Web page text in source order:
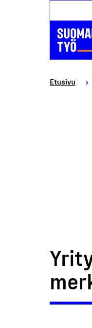
Etusivu